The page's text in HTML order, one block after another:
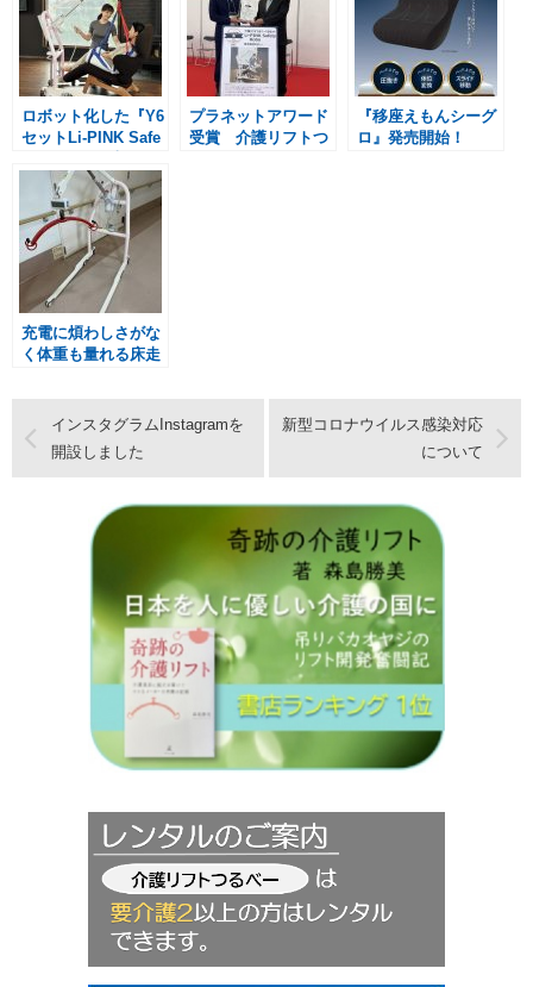
ロボット化した『Y6
セットLi-PINK Safe
始！
プラネットアワード
受賞 介護リフトつ
『移座えもんシーグ
ロ』発売開始！
充電に煩わしさがな
く体重も量れる床走
インスタグラムInstagramを
開設しました
新型コロナウイルス感染対応
について